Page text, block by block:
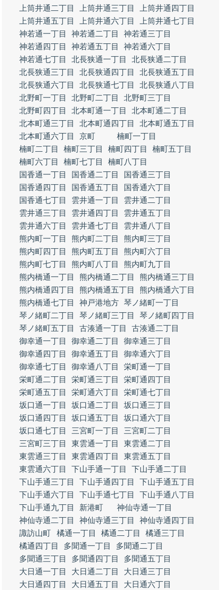
上筒井通二丁目
上筒井通三丁目
上筒井通四丁目
上筒井通五丁目
上筒井通六丁目
上筒井通七丁目
神若通一丁目
神若通二丁目
神若通三丁目
神若通四丁目
神若通五丁目
神若通六丁目
神若通七丁目
北長狭通一丁目
北長狭通二丁目
北長狭通三丁目
北長狭通四丁目
北長狭通五丁目
北長狭通六丁目
北長狭通七丁目
北長狭通八丁目
北野町一丁目
北野町二丁目
北野町三丁目
北野町四丁目
北本町通一丁目
北本町通二丁目
北本町通三丁目
北本町通四丁目
北本町通五丁目
北本町通六丁目
京町
楠町一丁目
楠町二丁目
楠町三丁目 楠町四丁目
楠町五丁目
楠町六丁目
楠町七丁目
楠町八丁目
国香通一丁目
国香通二丁目
国香通三丁目
国香通四丁目
国香通五丁目
国香通六丁目
国香通七丁目
雲井通一丁目
雲井通二丁目
雲井通三丁目
雲井通四丁目
雲井通五丁目
雲井通六丁目
雲井通七丁目
雲井通八丁目
熊内町一丁目
熊内町二丁目
熊内町三丁目
熊内町四丁目
熊内町五丁目
熊内町六丁目
熊内町七丁目
熊内町八丁目
熊内町九丁目
熊内橋通一丁目
熊内橋通二丁目
熊内橋通三丁目
熊内橋通四丁目
熊内橋通五丁目
熊内橋通六丁目
熊内橋通七丁目
神戸港地方 琴ノ緒町一丁目
琴ノ緒町二丁目
琴ノ緒町三丁目
琴ノ緒町四丁目
琴ノ緒町五丁目
古湊通一丁目
古湊通二丁目
御幸通一丁目
御幸通二丁目
御幸通三丁目
御幸通四丁目
御幸通五丁目
御幸通六丁目
御幸通七丁目
御幸通八丁目
栄町通一丁目
栄町通二丁目
栄町通三丁目
栄町通四丁目
栄町通五丁目
栄町通六丁目
栄町通七丁目
坂口通一丁目
坂口通二丁目
坂口通三丁目
坂口通四丁目
坂口通五丁目
坂口通六丁目
坂口通七丁目
三宮町一丁目
三宮町二丁目
三宮町三丁目
東雲通一丁目
東雲通二丁目
東雲通三丁目
東雲通四丁目
東雲通五丁目
東雲通六丁目
下山手通一丁目
下山手通二丁目
下山手通三丁目
下山手通四丁目
下山手通五丁目
下山手通六丁目
下山手通七丁目
下山手通八丁目
下山手通九丁目
新港町
神仙寺通一丁目
神仙寺通二丁目
神仙寺通三丁目
神仙寺通四丁目
諏訪山町
橘通一丁目 橘通二丁目
橘通三丁目
橘通四丁目
多聞通一丁目
多聞通二丁目
多聞通三丁目
多聞通四丁目
多聞通五丁目
大日通一丁目
大日通二丁目
大日通三丁目
大日通四丁目
大日通五丁目
大日通六丁目